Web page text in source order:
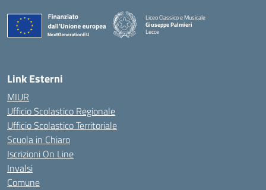
Liceo Classico e Musicale
Giuseppe Palmieri
Lecce
Link Esterni
MIUR
Ufficio Scolastico Regionale
Ufficio Scolastico Territoriale
Scuola in Chiaro
Iscrizioni On Line
Invalsi
Comune